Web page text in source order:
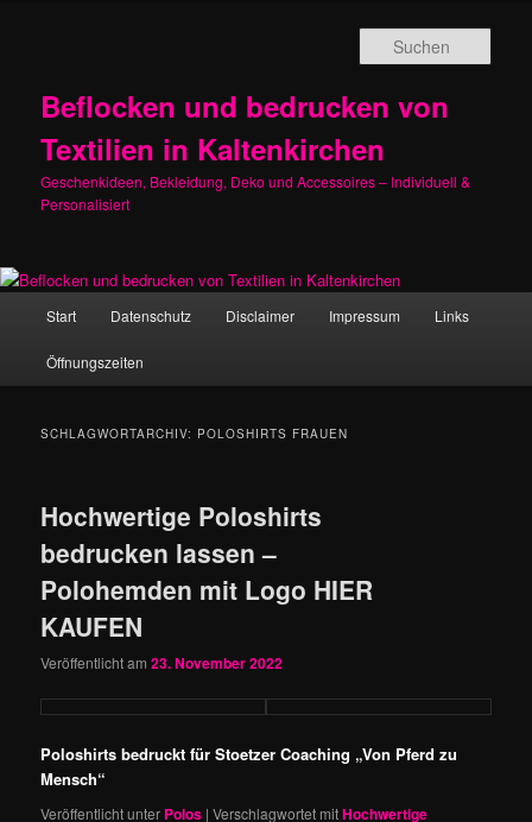
Beflocken und bedrucken von
Textilien in Kaltenkirchen
Geschenkideen, Bekleidung, Deko und Accessoires – Individuell &
Personalisiert
Start Datenschutz Disclaimer Impressum Links
Öffnungszeiten
SCHLAGWORTARCHIV: POLOSHIRTS FRAUEN
Hochwertige Poloshirts
bedrucken lassen –
Polohemden mit Logo HIER
KAUFEN
Veröffentlicht am23. November 2022
Poloshirts bedruckt für Stoetzer Coaching „Von Pferd zu
Mensch“
Veröffentlicht unter Polos |Verschlagwortet mitHochwertige